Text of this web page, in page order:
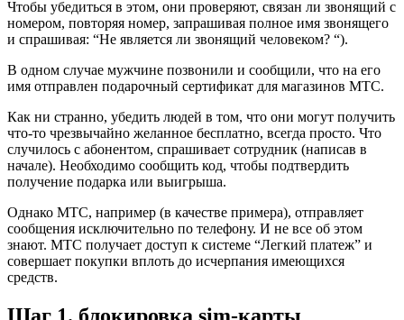
Чтобы убедиться в этом, они проверяют, связан ли звонящий с
номером, повторяя номер, запрашивая полное имя звонящего
и спрашивая: “Не является ли звонящий человеком? “).
В одном случае мужчине позвонили и сообщили, что на его
имя отправлен подарочный сертификат для магазинов МТС.
Как ни странно, убедить людей в том, что они могут получить
что-то чрезвычайно желанное бесплатно, всегда просто. Что
случилось с абонентом, спрашивает сотрудник (написав в
начале). Необходимо сообщить код, чтобы подтвердить
получение подарка или выигрыша.
Однако МТС, например (в качестве примера), отправляет
сообщения исключительно по телефону. И не все об этом
знают. МТС получает доступ к системе “Легкий платеж” и
совершает покупки вплоть до исчерпания имеющихся
средств.